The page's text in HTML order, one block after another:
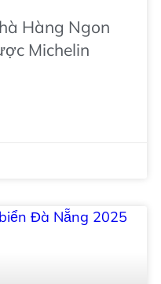
Hàng Ngon
Michelin